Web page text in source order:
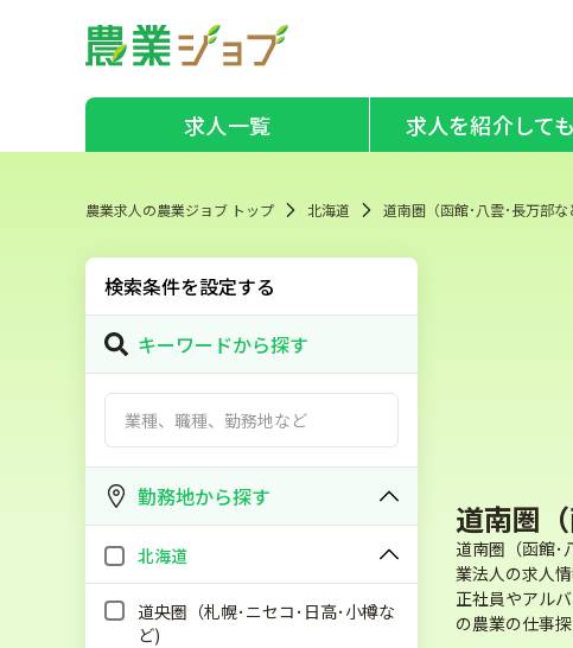
求人一覧 求人を紹介して
農業求人の農業ジョブ トップ 北海道 道南圏（函館･八雲･長万部な
検索条件を設定する
キーワードから探す
勤務地から探す
北海道
道央圏（札幌･ニセコ･日高･小樽な
ど)
道南圏
道南圏（函館･
業法人の求人
正社員やアル
の農業の仕事